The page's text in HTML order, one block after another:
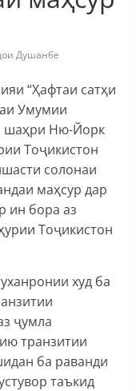
Душанбе
“Ҳафтаи сатҳи
Умумии
шаҳри Ню-Йорк
Тоҷикистон
солонаи
маҳсур дар
ин бора аз
Тоҷикистон
худ ба
ҷумла
транзитии
ба раванди
таъкид